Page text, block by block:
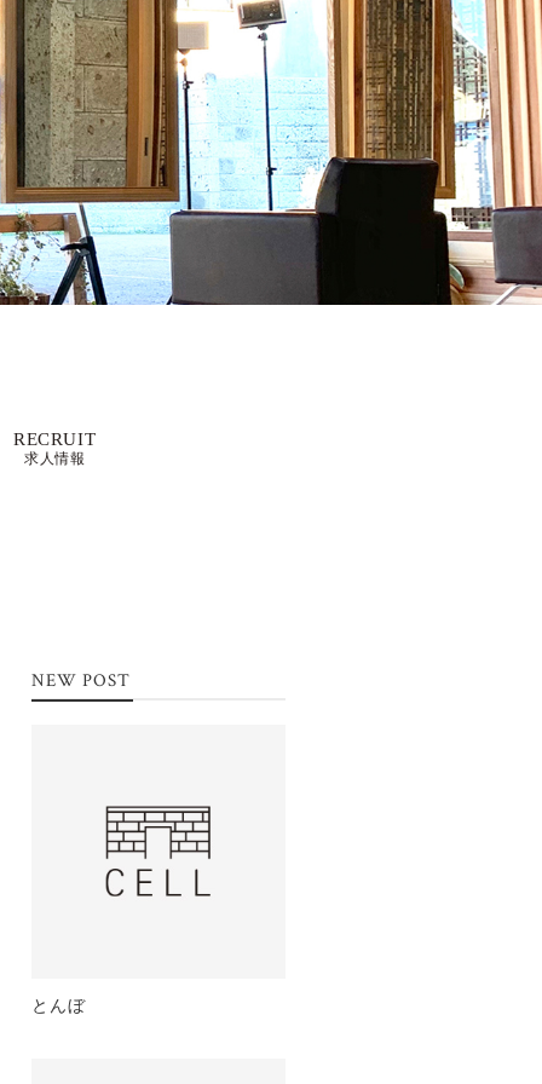
RECRUIT
求人情報
NEW POST
とんぼ